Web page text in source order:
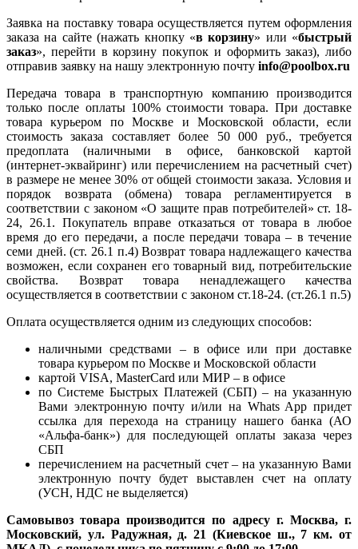
Заявка на поставку товара осуществляется путем оформления
заказа на сайте (нажать кнопку «в корзину» или «быстрый
заказ», перейти в корзину покупок и оформить заказ), либо
отправив заявку на нашу электронную почту info@poolbox.ru
Передача товара в транспортную компанию производится
только после оплаты 100% стоимости товара. При доставке
товара курьером по Москве и Московской области, если
стоимость заказа составляет более 50 000 руб., требуется
предоплата (наличными в офисе, банковской картой
(интернет-эквайринг) или перечислением на расчетный счет)
в размере не менее 30% от общей стоимости заказа. Условия и
порядок возврата (обмена) товара регламентируется в
соответствии с законом «О защите прав потребителей» ст. 18-
24, 26.1. Покупатель вправе отказаться от товара в любое
время до его передачи, а после передачи товара – в течение
семи дней. (ст. 26.1 п.4) Возврат товара надлежащего качества
возможен, если сохранен его товарный вид, потребительские
свойства. Возврат товара ненадлежащего качества
осуществляется в соответствии с законом ст.18-24. (ст.26.1 п.5)
Оплата осуществляется одним из следующих способов:
наличными средствами – в офисе или при доставке
товара курьером по Москве и Московской области
картой VISA, MasterCard или МИР – в офисе
по Системе Быстрых Платежей (СБП) – на указанную
Вами электронную почту и/или на Whats App придет
ссылка для перехода на страницу нашего банка (АО
«Альфа-банк») для последующей оплаты заказа через
СБП
перечислением на расчетный счет – на указанную Вами
электронную почту будет выставлен счет на оплату
(УСН, НДС не выделяется)
Самовывоз товара производится по адресу г. Москва, г.
Московский, ул. Радужная, д. 21 (Киевское ш., 7 км. от